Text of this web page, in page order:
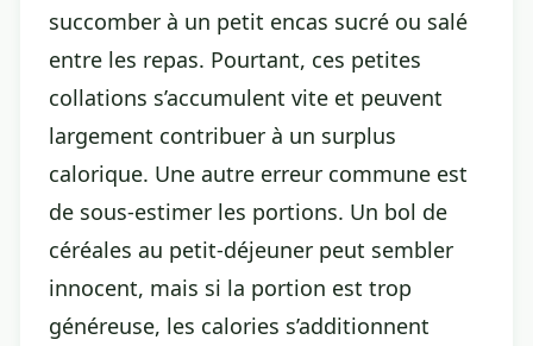
succomber à un petit encas sucré ou salé
entre les repas. Pourtant, ces petites
collations s’accumulent vite et peuvent
largement contribuer à un surplus
calorique. Une autre erreur commune est
de sous-estimer les portions. Un bol de
céréales au petit-déjeuner peut sembler
innocent, mais si la portion est trop
généreuse, les calories s’additionnent